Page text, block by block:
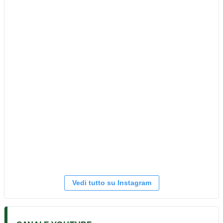
Vedi tutto su Instagram